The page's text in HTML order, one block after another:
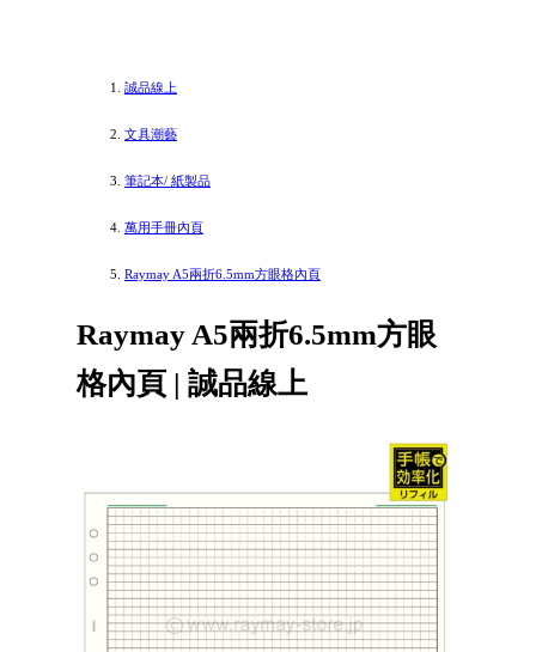
誠品線上
文具潮藝
筆記本/ 紙製品
萬用手冊內頁
Raymay A5兩折6.5mm方眼格內頁
Raymay A5兩折6.5mm方眼
格內頁 | 誠品線上